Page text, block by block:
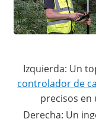
Izquierda: Un
controlador de
precisos
Derecha: Un